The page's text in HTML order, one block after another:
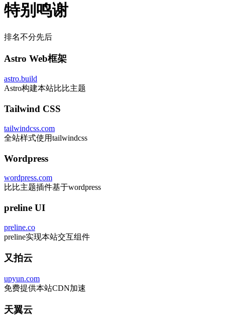
特别鸣谢
排名不分先后
Astro Web框架
astro.build
Astro构建本站比比主题
Tailwind CSS
tailwindcss.com
全站样式使用tailwindcss
Wordpress
wordpress.com
比比主题插件基于wordpress
preline UI
preline.co
preline实现本站交互组件
又拍云
upyun.com
免费提供本站CDN加速
天翼云